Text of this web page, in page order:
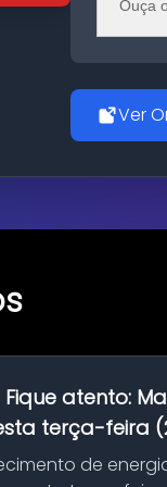
Ouça
Ver
Fique atento:
terça-feira
de